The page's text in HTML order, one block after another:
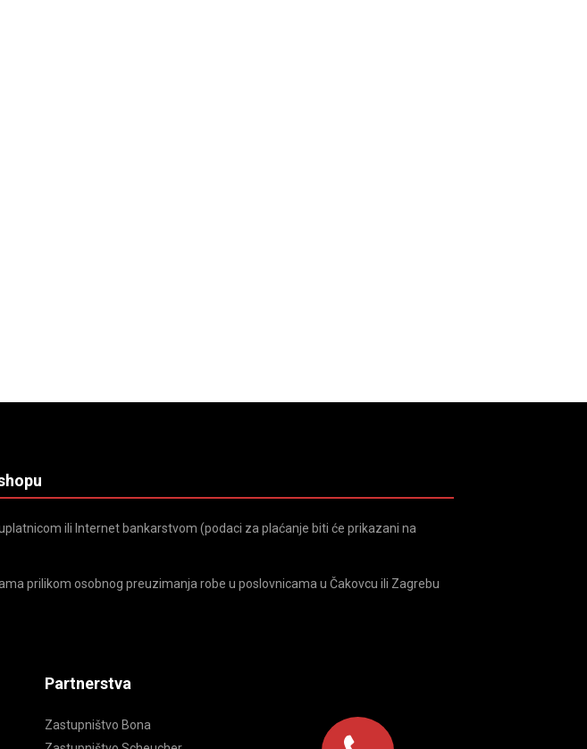
ili Internet bankarstvom (podaci za plaćanje biti će prikazani na
prilikom osobnog preuzimanja robe u poslovnicama u Čakovcu ili Zagrebu
Partnerstva
Zastupništvo Bona